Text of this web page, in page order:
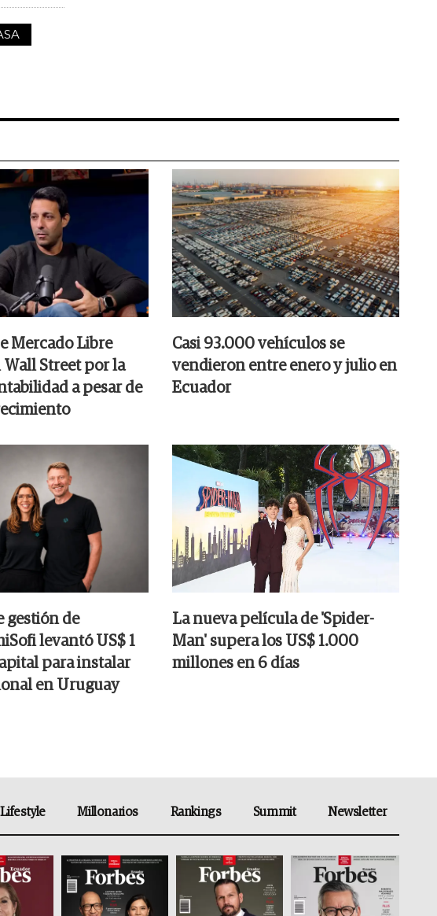
Mercado Libre
Wall Street por la
a pesar de
Casi 93.000 vehículos se
vendieron entre enero y julio en
Ecuador
gestión de
levantó US$ 1
para instalar
en Uruguay
La nueva película de 'Spider-
Man' supera los US$ 1.000
millones en 6 días
Lifestyle Millonarios Rankings Summit Newsletter